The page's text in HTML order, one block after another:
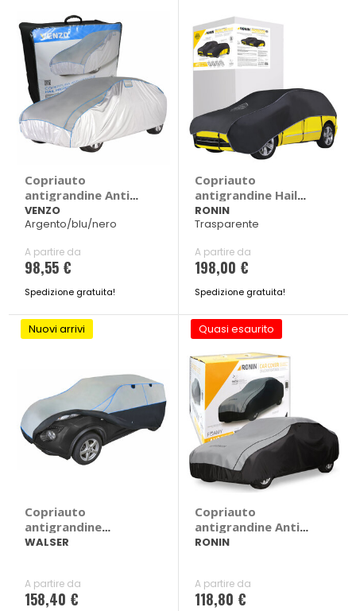
Copriauto
antigrandine Anti
Hail
VENZO
Argento/blu/nero
A partire da
98,55 €
Spedizione gratuita!
Copriauto
antigrandine Hail
Protector
RONIN
Trasparente
A partire da
198,00 €
Spedizione gratuita!
Nuovi arrivi
Copriauto
antigrandine
Comfort Protect
WALSER
A partire da
158,40 €
Quasi esaurito
Copriauto
antigrandine Anti
Hail con schiuma
RONIN
A partire da
118,80 €